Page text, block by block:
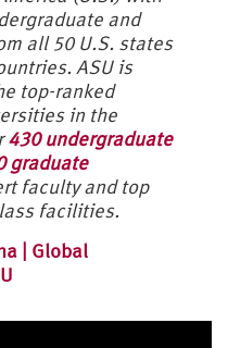
and
all 50 U.S. states
ASU is
top-ranked
in the
430 undergraduate
graduate
faculty and top
facilities.
| Global